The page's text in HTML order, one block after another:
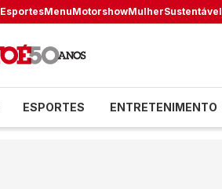
EsportesMenuMotorshowMulherSustentável
ESPORTES ENTRETENIMENTO